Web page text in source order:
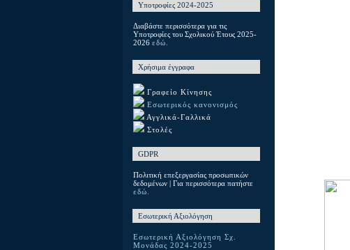
Υποτροφίες 2024-2025
Διαβάστε περισσότερα για τις
Υποτροφίες του Σχολικού Έτους 2025-
2026 εδώ.
Χρήσιμα έγγραφα
Γραφείο Κίνησης
Εσωτερικός κανονισμός
Αγγλικά-Γαλλικά
Στολές
GDPR
Πολιτική επεξεργασίας προσωπικών
δεδομένων | Για περισσότερα πατήστε
εδώ.
Εσωτερική Αξιολόγηση
Εσωτερική Αξιολόγηση Σχ.
Μονάδας 2024-2025